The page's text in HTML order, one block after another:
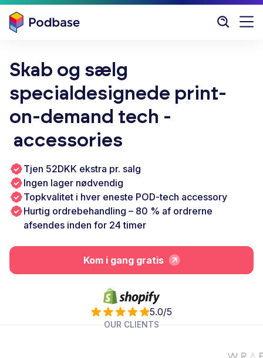
Skab og sælg
specialdesignede print-
on-demand tech -
accessories
Tjen 52DKK ekstra pr. salg
Ingen lager nødvendig
Topkvalitet i hver eneste POD-tech accessory
Hurtig ordrebehandling – 80 % af ordrerne
afsendes inden for 24 timer
Kom i gang gratis
5.0/5
OUR CLIENTS